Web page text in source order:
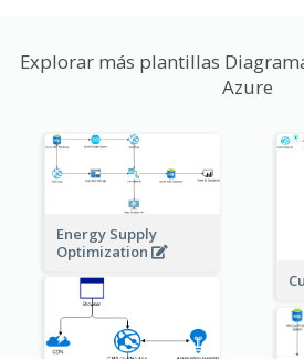
Explorar más plantillas
Azure
Energy Supply
Optimization